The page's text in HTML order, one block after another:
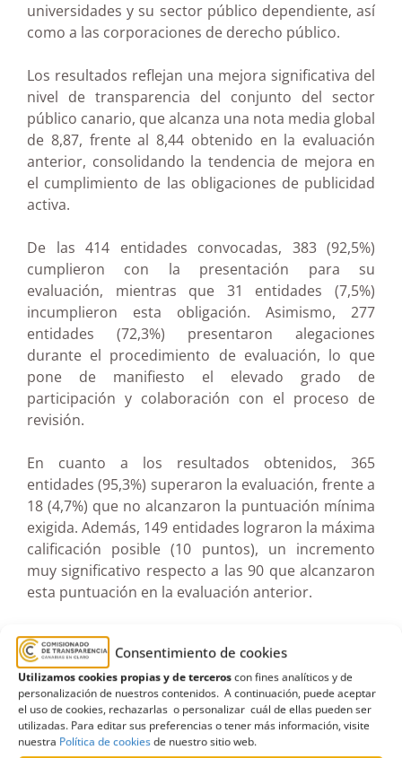
Consentimiento de cookies
Utilizamos cookies propias y de terceroscon fines analíticos y de
personalización de nuestros contenidos. A continuación, puede aceptar
el uso de cookies, rechazarlas o personalizar cuál de ellas pueden ser
utilizadas. Para editar sus preferencias o tener más información, visite
nuestra Política de cookiesde nuestro sitio web.
universidades y su sector público dependiente, así
como a las corporaciones de derecho público.
Los resultados reflejan una mejora significativa del
nivel de transparencia del conjunto del sector
público canario, que alcanza una nota media global
de 8,87, frente al 8,44 obtenido en la evaluación
anterior, consolidando la tendencia de mejora en
el cumplimiento de las obligaciones de publicidad
activa.
De las 414 entidades convocadas, 383 (92,5%)
cumplieron con la presentación para su
evaluación, mientras que 31 entidades (7,5%)
incumplieron esta obligación. Asimismo, 277
entidades (72,3%) presentaron alegaciones
durante el procedimiento de evaluación, lo que
pone de manifiesto el elevado grado de
participación y colaboración con el proceso de
revisión.
En cuanto a los resultados obtenidos, 365
entidades (95,3%) superaron la evaluación, frente a
18 (4,7%) que no alcanzaron la puntuación mínima
exigida. Además, 149 entidades lograron la máxima
calificación posible (10 puntos), un incremento
muy significativo respecto a las 90 que alcanzaron
esta puntuación en la evaluación anterior.
El portal de transparencia de la Administración
Pública de la Comunidad Autónoma obtiene una
puntuación de 9,17, superior al 9,02 alcanzado en
la evaluación anterior.